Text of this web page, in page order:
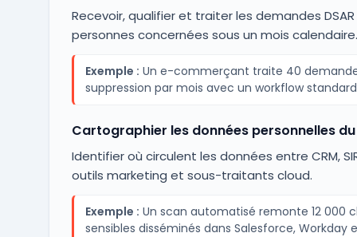
Recevoir, qualifier et traiter les demandes
personnes concernées sous un mois calendaire.
Exemple : Un e-commerçant traite 40
suppression par mois avec un workflow
Cartographier les données personnelles du
Identifier où circulent les données entre CRM,
outils marketing et sous-traitants cloud.
Exemple : Un scan automatisé remonte 12 000
sensibles disséminés dans Salesforce, Workday